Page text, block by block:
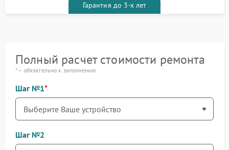
Гарантия до 3-х лет
Полный расчет стоимости ремонта
* – обязательно к заполнению
Шаг №1
Шаг №2